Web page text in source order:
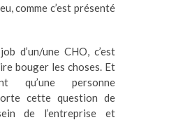
comme c’est présenté
d’un/une CHO, c’est
bouger les choses. Et
qu’une personne
cette question de
de l’entreprise et